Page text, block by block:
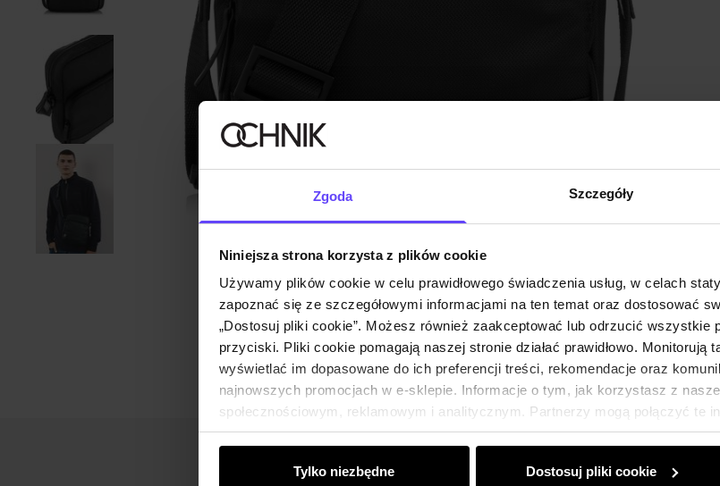
Zgoda Szczegóły
Niniejsza strona korzysta z plików cookie
Używamy plików cookie w celu prawidłowego świadczenia usług, w celach
zapoznać się ze szczegółowymi informacjami na ten temat oraz dostosować
„Dostosuj pliki cookie”. Możesz również zaakceptować lub odrzucić wszystkie
przyciski. Pliki cookie pomagają naszej stronie działać prawidłowo. Monitorują
wyświetlać im dopasowane do ich preferencji treści, rekomendacje oraz
najnowszych promocjach w e-sklepie. Informacje o tym, jak korzystasz z
społecznościowym, reklamowym i analitycznym. Partnerzy mogą połączyć te
od Ciebie lub uzyskanymi podczas korzystania z ich usług.
Tylko niezbędne Dostosuj pliki cookie